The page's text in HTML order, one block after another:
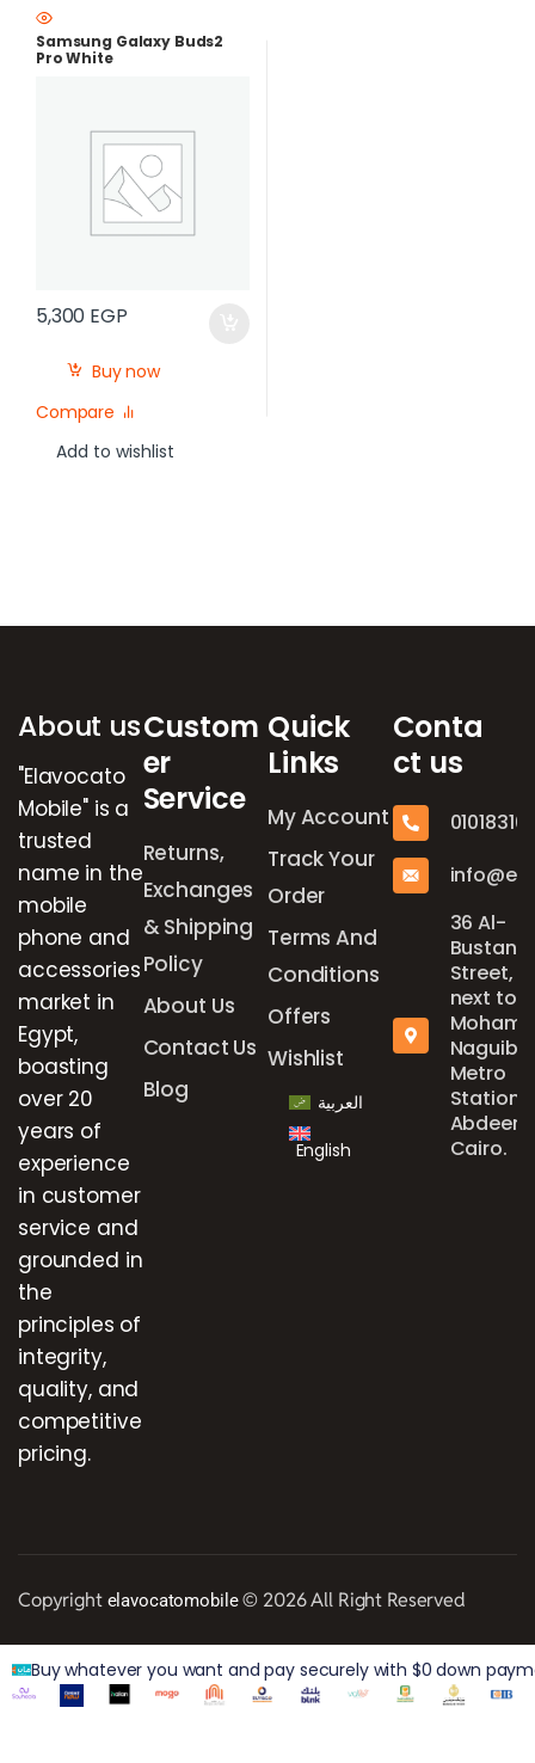
Samsung Galaxy Buds2
Pro White
5,300 EGP
Buy now
Compare
Add to wishlist
About us
"Elavocato
Mobile" is a
trusted
name in the
mobile
phone and
accessories
market in
Egypt,
boasting
over 20
years of
experience
in customer
service and
grounded in
the
principles of
integrity,
quality, and
competitive
pricing.
Custom
er
Service
Returns,
Exchanges
& Shipping
Policy
About Us
Contact Us
Blog
Quick
Links
My Account
Track Your
Order
Terms And
Conditions
Offers
Wishlist
العربية
English
Conta
ct us
36 Al-
Bustan
Street,
next to
Naguib
Metro
Station,
Abdeen,
Cairo.
Copyright elavocatomobile© 2026 All Right Reserved
Buy whatever you want and pay securely with $0 down